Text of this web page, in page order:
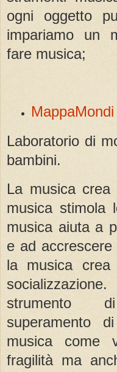
ogni oggetto
impariamo un
fare musica;
MappaMondi
Laboratorio di
bambini.
La musica
musica stimola
musica aiuta a
e ad accrescere
la musica
strumento
superamento
musica come
fragilità ma